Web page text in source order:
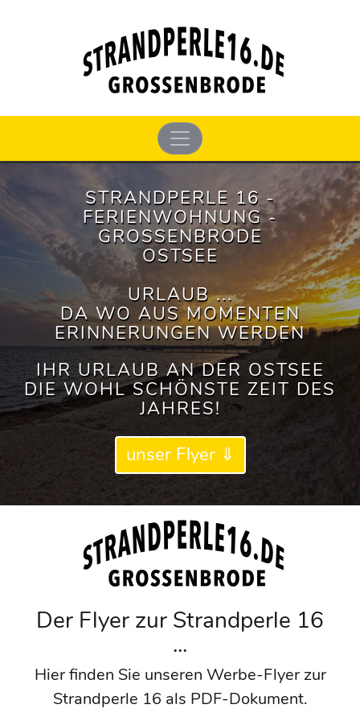
STRANDPERLE 16 -
FERIENWOHNUNG -
GROSSENBRODE
OSTSEE
URLAUB ...
DA WO AUS MOMENTEN
ERINNERUNGEN WERDEN
IHR URLAUB AN DER OSTSEE
DIE WOHL SCHÖNSTE ZEIT DES
JAHRES!
unser Flyer ⇓
Der Flyer zur Strandperle 16
...
Hier finden Sie unseren Werbe-Flyer zur
Strandperle 16 als PDF-Dokument.